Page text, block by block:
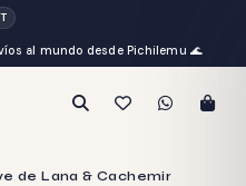
al mundo desde Pichilemu🌊
de Lana & Cachemir